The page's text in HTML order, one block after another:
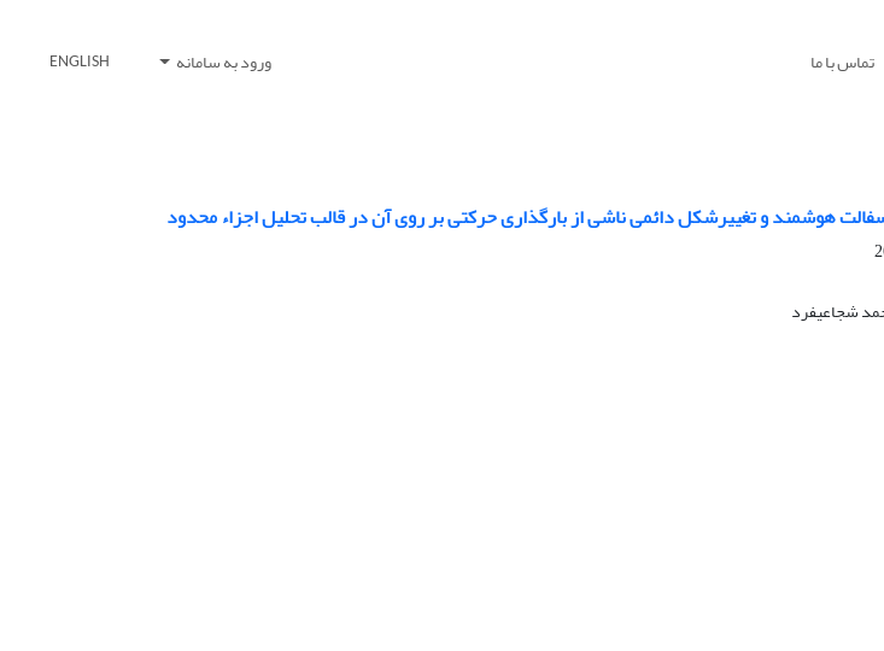
تماس با ما ورود به سامانه ENGLISH
هوشمند و تغییرشکل دائمی ناشی از بارگذاری حرکتی بر روی آن در قالب تحلیل اجزاء محدود
شجاعیفرد